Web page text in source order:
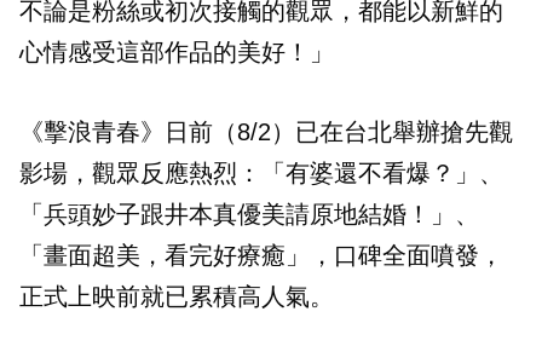
不論是粉絲或初次接觸的觀眾，都能以新鮮的
心情感受這部作品的美好！」
《擊浪青春》日前（8/2）已在台北舉辦搶先觀
影場，觀眾反應熱烈：「有婆還不看爆？」、
「兵頭妙子跟井本真優美請原地結婚！」、
「畫面超美，看完好療癒」，口碑全面噴發，
正式上映前就已累積高人氣。